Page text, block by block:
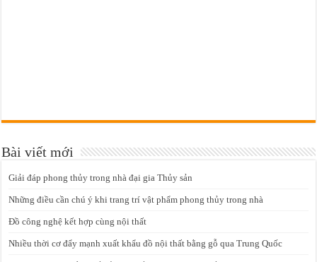
Bài viết mới
Giải đáp phong thủy trong nhà đại gia Thủy sản
Những điều cần chú ý khi trang trí vật phẩm phong thủy trong nhà
Đồ công nghệ kết hợp cùng nội thất
Nhiều thời cơ đẩy mạnh xuất khẩu đồ nội thất bằng gỗ qua Trung Quốc